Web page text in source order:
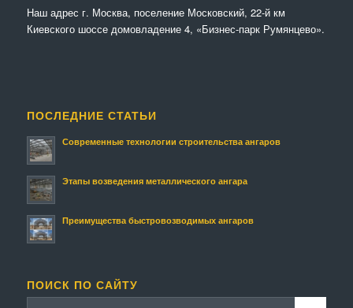
Наш адрес г. Москва, поселение Московский, 22-й км
Киевского шоссе домовладение 4, «Бизнес-парк Румянцево».
ПОСЛЕДНИЕ СТАТЬИ
Современные технологии строительства ангаров
Этапы возведения металлического ангара
Преимущества быстровозводимых ангаров
ПОИСК ПО САЙТУ